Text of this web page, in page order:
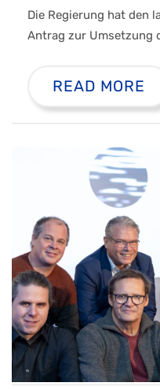
Die Regierung hat den
Antrag zur Umsetzung
READ MORE